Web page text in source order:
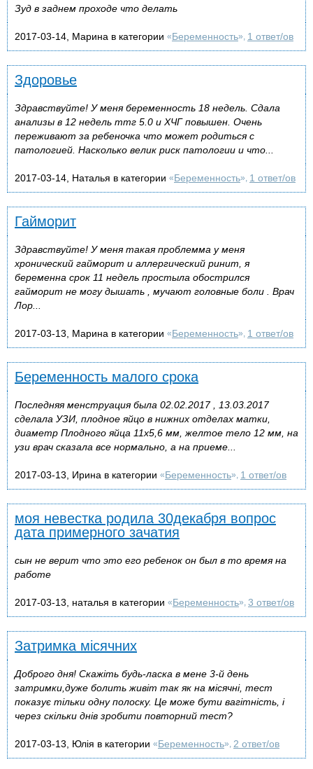
Зуд в заднем проходе что делать
2017-03-14, Марина в категории «Беременность», 1 ответ/ов
Здоровье
Здравствуйте! У меня беременность 18 недель. Сдала
анализы в 12 недель ттг 5.0 и ХЧГ повышен. Очень
переживают за ребеночка что может родиться с
патологией. Насколько велик риск патологии и что...
2017-03-14, Наталья в категории «Беременность», 1 ответ/ов
Гайморит
Здравствуйте! У меня такая проблемма у меня
хронический гайморит и аллергический ринит, я
беременна срок 11 недель простыла обострился
гайморит не могу дышать , мучают головные боли . Врач
Лор...
2017-03-13, Марина в категории «Беременность», 1 ответ/ов
Беременность малого срока
Последняя менструация была 02.02.2017 , 13.03.2017
сделала УЗИ, плодное яйцо в нижних отделах матки,
диаметр Плодного яйца 11х5,6 мм, желтое тело 12 мм, на
узи врач сказала все нормально, а на приеме...
2017-03-13, Ирина в категории «Беременность», 1 ответ/ов
моя невестка родила 30декабря вопрос
дата примерного зачатия
сын не верит что это его ребенок он был в то время на
работе
2017-03-13, наталья в категории «Беременность», 3 ответ/ов
Затримка місячних
Доброго дня! Скажіть будь-ласка в мене 3-й день
затримки,дуже болить живіт так як на місячні, тест
показує тільки одну полоску. Це може бути вагітність, і
через скільки днів зробити повторний тест?
2017-03-13, Юлія в категории «Беременность», 2 ответ/ов